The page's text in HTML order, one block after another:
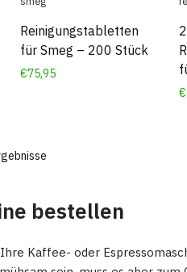
Reinigungstabletten
für Smeg – 200 Stück
€75,95
€
bestellen
Kaffee- oder